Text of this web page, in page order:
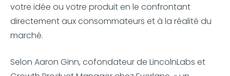
votre idée ou votre produit en le confrontant
directement aux consommateurs et à la réalité du
marché.
Selon Aaron Ginn, cofondateur de LincolnLabs et